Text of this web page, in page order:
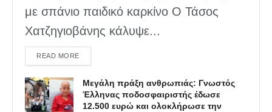
με σπάνιο παιδικό καρκίνο Ο Τάσος
Χατζηγιοβάνης κάλυψε...
READ MOREDETAILS
Μεγάλη πράξη ανθρωπιάς: Γνωστός
Έλληνας ποδοσφαιριστής έδωσε
12.500 ευρώ και ολοκλήρωσε την